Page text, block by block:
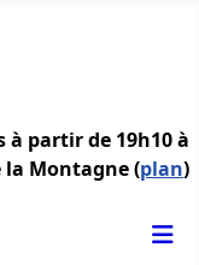
à partir de 19h10 à
la Montagne (plan)